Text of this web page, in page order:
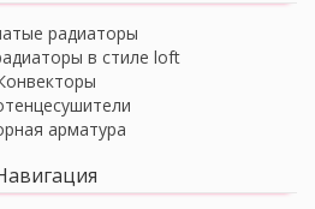
радиаторы
в стиле loft
арматура